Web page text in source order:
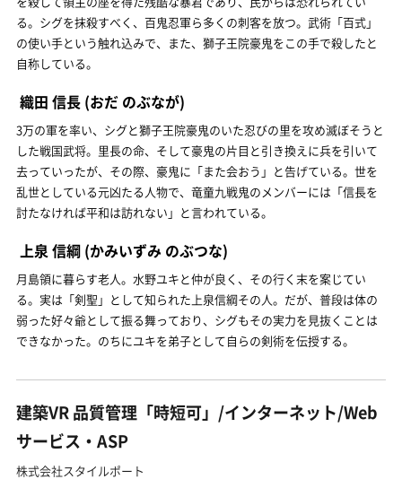
る。シグを抹殺すべく、百鬼忍軍ら多くの刺客を放つ。武術「百式」
の使い手という触れ込みで、また、獅子王院豪鬼をこの手で殺したと
自称している。
織田 信長 (おだ のぶなが)
3万の軍を率い、シグと獅子王院豪鬼のいた忍びの里を攻め滅ぼそうと
した戦国武将。里長の命、そして豪鬼の片目と引き換えに兵を引いて
去っていったが、その際、豪鬼に「また会おう」と告げている。世を
乱世としている元凶たる人物で、竜童九戦鬼のメンバーには「信長を
討たなければ平和は訪れない」と言われている。
上泉 信綱 (かみいずみ のぶつな)
月島領に暮らす老人。水野ユキと仲が良く、その行く末を案じてい
る。実は「剣聖」として知られた上泉信綱その人。だが、普段は体の
弱った好々爺として振る舞っており、シグもその実力を見抜くことは
できなかった。のちにユキを弟子として自らの剣術を伝授する。
建築VR 品質管理「時短可」/インターネット/Web
サービス・ASP
株式会社スタイルポート